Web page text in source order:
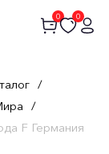
0 0
/
/
F Германия